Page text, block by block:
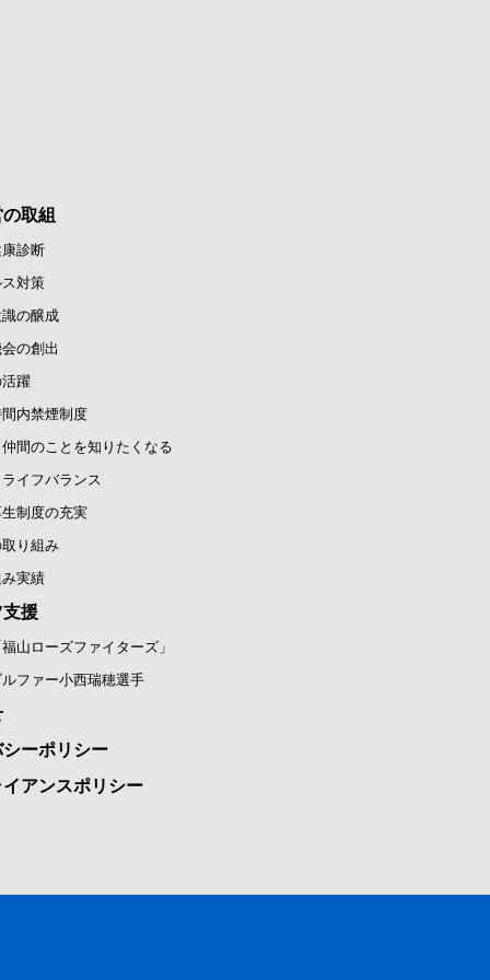
取組
診断
対策
の醸成
の創出
躍
内禁煙制度
仲間のことを知りたくなる
イフバランス
制度の充実
り組み
実績
支援
山ローズファイターズ」
ファー小西瑞穂選手
ーポリシー
イアンスポリシー